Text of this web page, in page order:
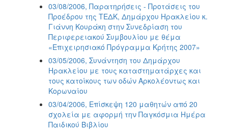
03/08/2006, Παρατηρήσεις - Προτάσεις του
Προέδρου της ΤΕΔΚ, Δημάρχου Ηρακλείου κ.
Γιάννη Κουράκη στην Συνεδρίαση του
Περιφερειακού Συμβουλίου με θέμα
«Επιχειρησιακό Πρόγραμμα Κρήτης 2007»
03/05/2006, Συνάντηση του Δημάρχου
Ηρακλείου με τους καταστηματάρχες και
τους κατοίκους των οδών Αρκολέοντως και
Κορωναίου
03/04/2006, Επίσκεψη 120 μαθητών από 20
σχολεία με αφορμή την Παγκόσμια Ημέρα
Παιδικού Βιβλίου